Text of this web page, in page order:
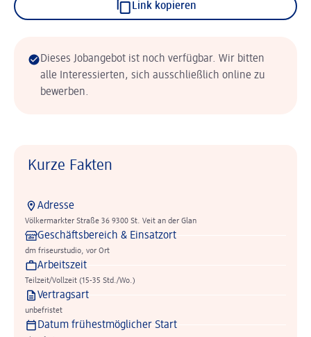
Link kopieren
Dieses Jobangebot ist noch verfügbar. Wir bitten
alle Interessierten, sich ausschließlich online zu
bewerben.
Kurze Fakten
Adresse
Völkermarkter Straße 36 9300 St. Veit an der Glan
Geschäftsbereich & Einsatzort
dm friseurstudio, vor Ort
Arbeitszeit
Teilzeit/Vollzeit (15-35 Std./Wo.)
Vertragsart
unbefristet
Datum frühestmöglicher Start